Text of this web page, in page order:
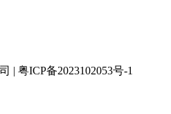
| 粤ICP备2023102053号-1